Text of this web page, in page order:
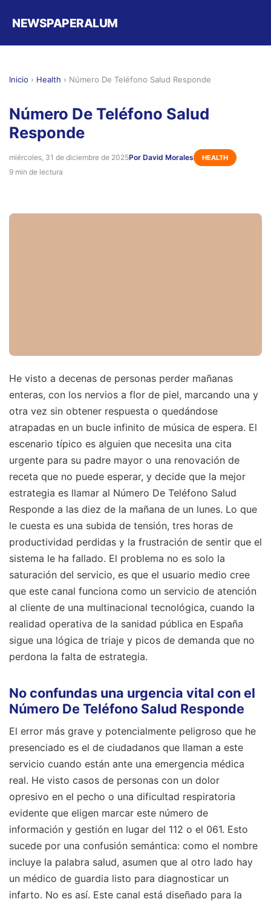
NEWSPAPERALUM
Inicio › Health › Número De Teléfono Salud Responde
Número De Teléfono Salud
Responde
miércoles, 31 de diciembre de 2025Por David Morales HEALTH
9 min de lectura
He visto a decenas de personas perder mañanas
enteras, con los nervios a flor de piel, marcando una y
otra vez sin obtener respuesta o quedándose
atrapadas en un bucle infinito de música de espera. El
escenario típico es alguien que necesita una cita
urgente para su padre mayor o una renovación de
receta que no puede esperar, y decide que la mejor
estrategia es llamar al Número De Teléfono Salud
Responde a las diez de la mañana de un lunes. Lo que
le cuesta es una subida de tensión, tres horas de
productividad perdidas y la frustración de sentir que el
sistema le ha fallado. El problema no es solo la
saturación del servicio, es que el usuario medio cree
que este canal funciona como un servicio de atención
al cliente de una multinacional tecnológica, cuando la
realidad operativa de la sanidad pública en España
sigue una lógica de triaje y picos de demanda que no
perdona la falta de estrategia.
No confundas una urgencia vital con el
Número De Teléfono Salud Responde
El error más grave y potencialmente peligroso que he
presenciado es el de ciudadanos que llaman a este
servicio cuando están ante una emergencia médica
real. He visto casos de personas con un dolor
opresivo en el pecho o una dificultad respiratoria
evidente que eligen marcar este número de
información y gestión en lugar del 112 o el 061. Esto
sucede por una confusión semántica: como el nombre
incluye la palabra salud, asumen que al otro lado hay
un médico de guardia listo para diagnosticar un
infarto. No es así. Este canal está diseñado para la